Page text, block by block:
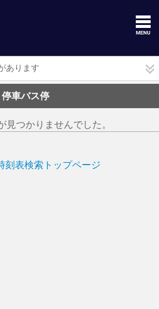
あります
停車バス停
見つかりませんでした。
刻表検索トップページ